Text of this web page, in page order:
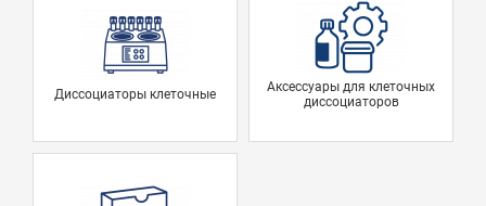
Диссоциаторы клеточные
Аксессуары для клеточных
диссоциаторов